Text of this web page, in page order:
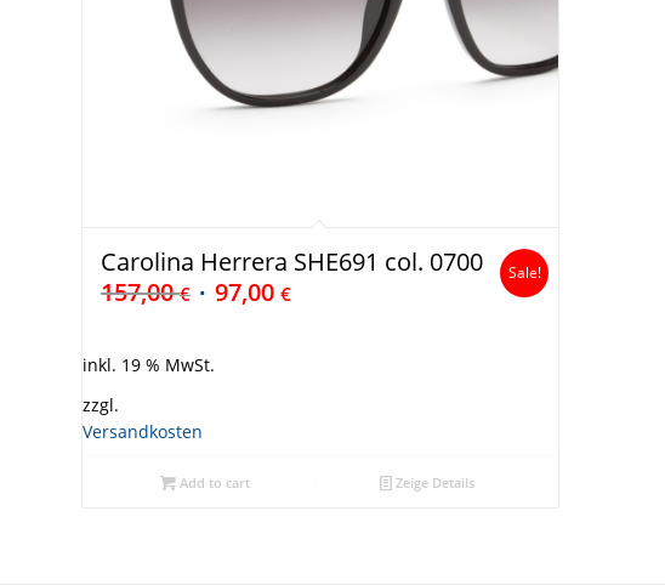
Carolina Herrera SHE691 col. 0700
157,00€ 97,00 €
Sale!
inkl. 19 % MwSt.
zzgl.
Versandkosten
Add to cart Zeige Details